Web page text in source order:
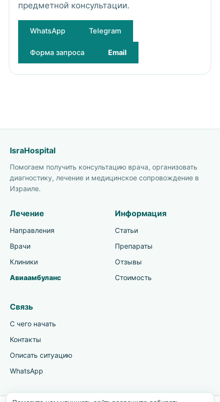
предметной консультации.
WhatsApp Telegram
Форма запроса Email
IsraHospital
Помогаем получить консультацию врача, организовать
диагностику, лечение и медицинское сопровождение в
Израиле.
Лечение
Направления
Врачи
Клиники
Авиаамбуланс
Информация
Статьи
Препараты
Отзывы
Стоимость
Связь
С чего начать
Контакты
Описать ситуацию
WhatsApp